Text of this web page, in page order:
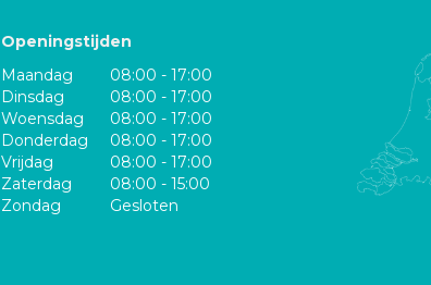
Openingstijden
Maandag
08:00 - 17:00
Dinsdag
08:00 - 17:00
Woensdag
08:00 - 17:00
Donderdag
08:00 - 17:00
Vrijdag
08:00 - 17:00
Zaterdag
08:00 - 15:00
Zondag
Gesloten